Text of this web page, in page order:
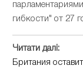
гибкости" от 27
Читати далі:
Британия